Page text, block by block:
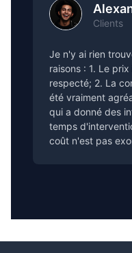
Clients
Je n'y ai rien
raisons : 1. Le
respecté; 2. La
été vraiment
qui a donné des
temps
coût n'est pas